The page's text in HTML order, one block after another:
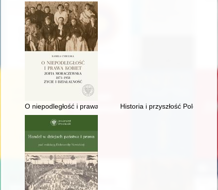
O niepodległość i prawa kobiet : Zofia Moraczewska 1873-
Historia i przyszłość Polonii :